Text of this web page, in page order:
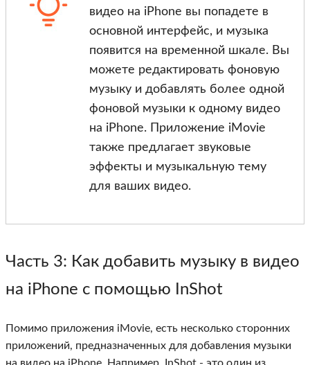
видео на iPhone вы попадете в
основной интерфейс, и музыка
появится на временной шкале. Вы
можете редактировать фоновую
музыку и добавлять более одной
фоновой музыки к одному видео
на iPhone. Приложение iMovie
также предлагает звуковые
эффекты и музыкальную тему
для ваших видео.
Часть 3: Как добавить музыку в видео
на iPhone с помощью InShot
Помимо приложения iMovie, есть несколько сторонних
приложений, предназначенных для добавления музыки
на видео на iPhone. Например, InShot - это один из